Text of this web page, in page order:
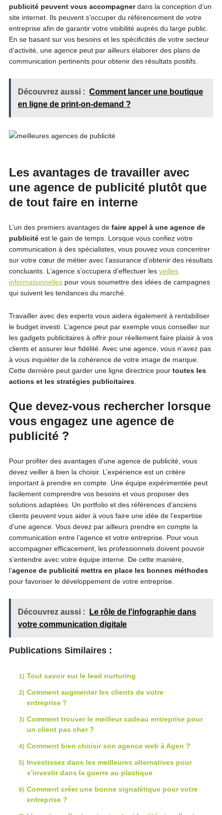
publicité peuvent vous accompagnerdans la conception d’un
site internet. Ils peuvent s’occuper du référencement de votre
entreprise afin de garantir votre visibilité auprès du large public.
En se basant sur vos besoins et les spécificités de votre secteur
d’activité, une agence peut par ailleurs élaborer des plans de
communication pertinents pour obtenir des résultats positifs.
Découvrez aussi : Comment lancer une boutique
en ligne de print-on-demand ?
Les avantages de travailler avec
une agence de publicité plutôt que
de tout faire en interne
L’un des premiers avantages de faire appel à une agence de
publicitéest le gain de temps. Lorsque vous confiez votre
communication à des spécialistes, vous pouvez vous concentrer
sur votre cœur de métier avec l’assurance d’obtenir des résultats
concluants. L’agence s’occupera d’effectuer les veilles
informationnellespour vous soumettre des idées de campagnes
qui suivent les tendances du marché.
Travailler avec des experts vous aidera également à rentabiliser
le budget investi. L’agence peut par exemple vous conseiller sur
les gadgets publicitaires à offrir pour réellement faire plaisir à vos
clients et assurer leur fidélité. Avec une agence, vous n’avez pas
à vous inquiéter de la cohérence de votre image de marque.
Cette dernière peut garder une ligne directrice pour toutes les
actions et les stratégies publicitaires.
Que devez-vous rechercher lorsque
vous engagez une agence de
publicité ?
Pour profiter des avantages d’une agence de publicité, vous
devez veiller à bien la choisir. L’expérience est un critère
important à prendre en compte. Une équipe expérimentée peut
facilement comprendre vos besoins et vous proposer des
solutions adaptées. Un portfolio et des références d’anciens
clients peuvent vous aider à vous faire une idée de l’expertise
d’une agence. Vous devez par ailleurs prendre en compte la
communication entre l’agence et votre entreprise. Pour vous
accompagner efficacement, les professionnels doivent pouvoir
s’entendre avec votre équipe interne. De cette manière,
l’agence de publicité mettra en place les bonnes méthodes
pour favoriser le développement de votre entreprise.
Découvrez aussi :
Le rôle de l'infographie dans
votre communication digitale
Publications Similaires :
Tout savoir sur le lead nurturing
Comment augmenter les clients de votre
entreprise ?
Comment trouver le meilleur cadeau entreprise pour
un client pas cher ?
Comment bien choisir son agence web à Agen ?
Investissez dans les meilleures alternatives pour
s’investir dans la guerre au plastique
Comment créer une bonne signalétique pour votre
entreprise ?